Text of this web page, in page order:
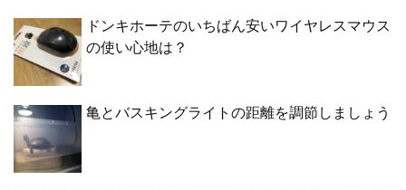
ドンキホーテのいちばん安いワイヤレスマウス
の使い心地は？
亀とバスキングライトの距離を調節しましょう